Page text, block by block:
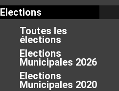
Elections
Toutes les
élections
Elections
Municipales 2026
Elections
Municipales 2020